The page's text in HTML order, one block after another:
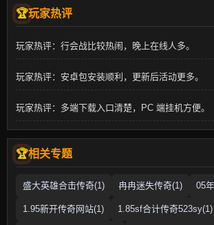
玩家热评
玩家热评：行会战比较热闹，晚上在线人多。
玩家热评：安卓包安装顺利，更新后活动更多。
玩家热评：多端下载入口清楚，PC 端挂机方便。
相关专题
盛大英雄合击传奇(1) 冉冉迷失传奇(1) 05
1.95新开传奇网站(1) 1.85sf合计传奇523sy(1)